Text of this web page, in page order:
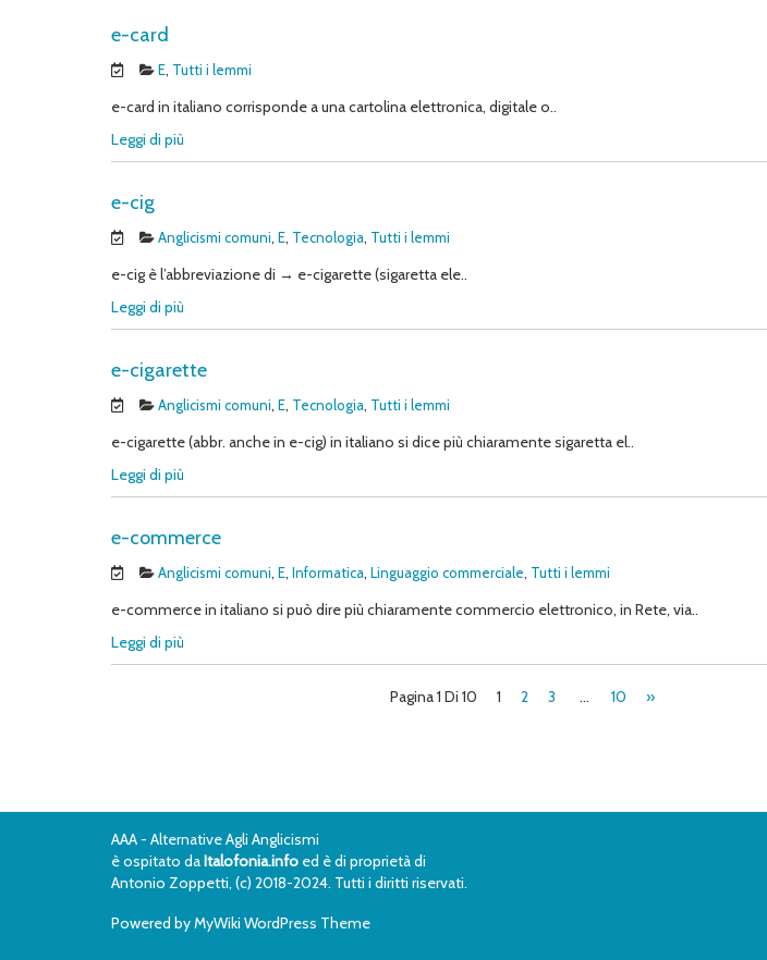
e-card
E, Tutti i lemmi
e-card in italiano corrisponde a una cartolina elettronica, digitale o..
Leggi di più
e-cig
Anglicismi comuni, E, Tecnologia, Tutti i lemmi
e-cig è l’abbreviazione di → e-cigarette (sigaretta ele..
Leggi di più
e-cigarette
Anglicismi comuni, E, Tecnologia, Tutti i lemmi
e-cigarette (abbr. anche in e-cig) in italiano si dice più chiaramente sigaretta el..
Leggi di più
e-commerce
Anglicismi comuni, E, Informatica, Linguaggio commerciale, Tutti i lemmi
e-commerce in italiano si può dire più chiaramente commercio elettronico, in Rete, via..
Leggi di più
Pagina 1 Di 10 1 2 3 … 10 »
AAA - Alternative Agli Anglicismi
è ospitato daItalofonia.info ed è di proprietà di
Antonio Zoppetti, (c) 2018-2024. Tutti i diritti riservati.
Powered byMyWiki WordPress Theme